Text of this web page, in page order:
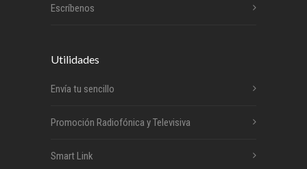
Escríbenos
Utilidades
Envía tu sencillo
Promoción Radiofónica y Televisiva
Smart Link